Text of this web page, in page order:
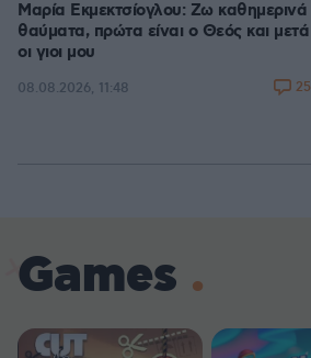
Μαρία Εκμεκτσίογλου: Ζω καθημερινά
θαύματα, πρώτα είναι ο Θεός και μετά
οι γιοι μου
08.08.2026, 11:48 25
Games